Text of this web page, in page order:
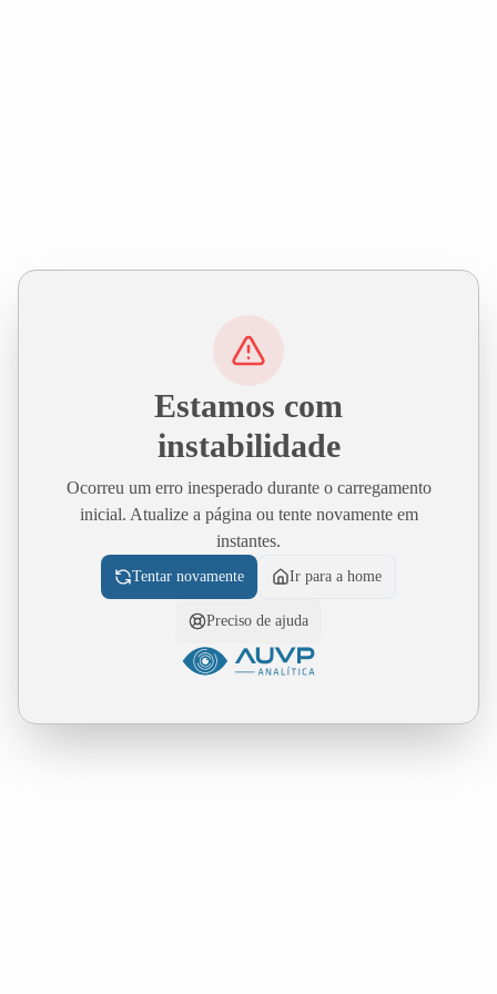
Estamos com
instabilidade
Ocorreu um erro inesperado durante o carregamento
inicial. Atualize a página ou tente novamente em
instantes.
Tentar novamente Ir para a home
Preciso de ajuda